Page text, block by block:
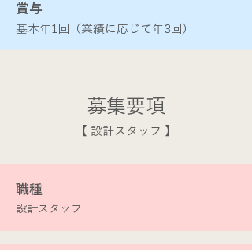
賞与
基本年1回（業績に応じて年3回）
​募集要項
​【 設計スタッフ 】
​職種
設計スタッフ